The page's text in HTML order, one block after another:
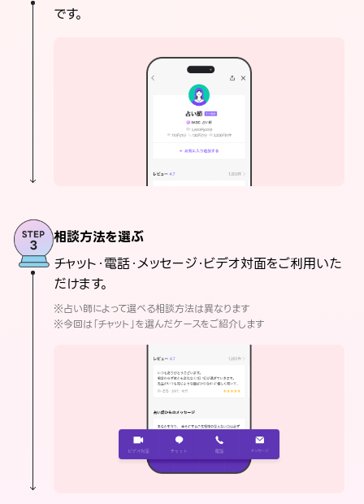
です。
相談方法を選ぶ
チャット・電話・メッセージ・ビデオ対面をご利用いた
だけます。
※占い師によって選べる相談方法は異なります
※今回は「チャット」を選んだケースをご紹介します